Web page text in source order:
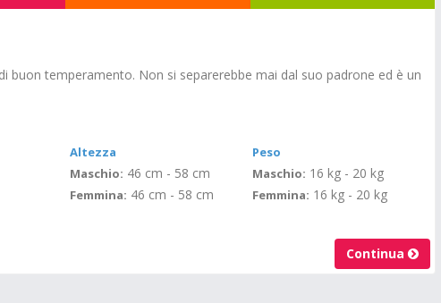
buon temperamento. Non si separerebbe mai dal suo padrone ed è un
Altezza
Maschio: 46 cm - 58 cm
Femmina: 46 cm - 58 cm
Peso
Maschio: 16 kg - 20 kg
Femmina: 16 kg - 20 kg
Continua